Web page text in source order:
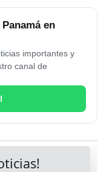
en
importantes y
canal de